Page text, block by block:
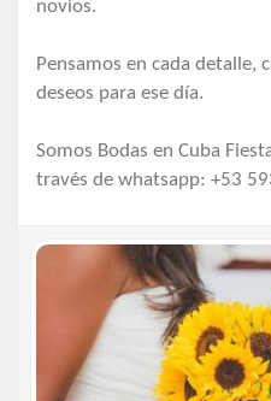
novios.
Pensamos en cada detalle,
deseos para ese día.
Somos Bodas en Cuba
través de whatsapp: +53